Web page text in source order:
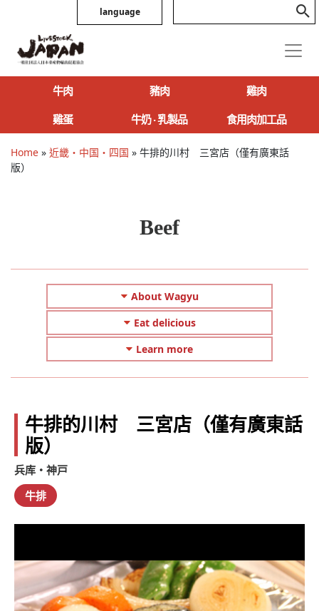
language
牛肉 豬肉
雞肉
雞蛋
牛奶 ‧ 乳製品 食用肉加工品
Home » 近畿・中国・四国 » 牛排的川村 三宮店（僅有廣東話
版）
Beef
About Wagyu
Eat delicious
Learn more
牛排的川村 三宮店（僅有廣東話
版）
兵库・神戸
牛排